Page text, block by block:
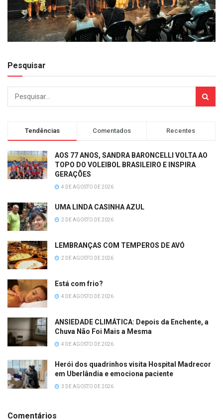
Pesquisar
Tendências Comentados Recentes
AOS 77 ANOS, SANDRA BARONCELLI VOLTA AO
TOPO DO VOLEIBOL BRASILEIRO E INSPIRA
GERAÇÕES
4 DE AGOSTO DE 2026
UMA LINDA CASINHA AZUL
2 DE AGOSTO DE 2026
LEMBRANÇAS COM TEMPEROS DE AVÓ
2 DE AGOSTO DE 2026
Está com frio?
4 DE AGOSTO DE 2026
ANSIEDADE CLIMÁTICA: Depois da Enchente, a
Chuva Não Foi Mais a Mesma
4 DE AGOSTO DE 2026
Herói dos quadrinhos visita Hospital Madrecor
em Uberlândia e emociona paciente
3 DE AGOSTO DE 2026
Comentários